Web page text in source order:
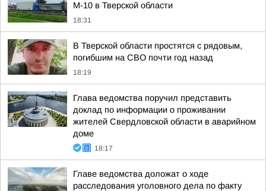
М-10 в Тверской области
18:31
В Тверской области простятся с рядовым,
погибшим на СВО почти год назад
18:19
Глава ведомства поручил представить
доклад по информации о проживании
жителей Свердловской области в аварийном
доме
18:17
Главе ведомства доложат о ходе
расследования уголовного дела по факту